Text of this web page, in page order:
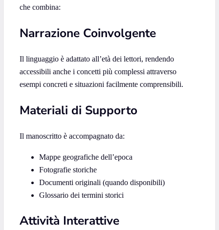
che combina:
Narrazione Coinvolgente
Il linguaggio è adattato all’età dei lettori, rendendo
accessibili anche i concetti più complessi attraverso
esempi concreti e situazioni facilmente comprensibili.
Materiali di Supporto
Il manoscritto è accompagnato da:
Mappe geografiche dell’epoca
Fotografie storiche
Documenti originali (quando disponibili)
Glossario dei termini storici
Attività Interattive